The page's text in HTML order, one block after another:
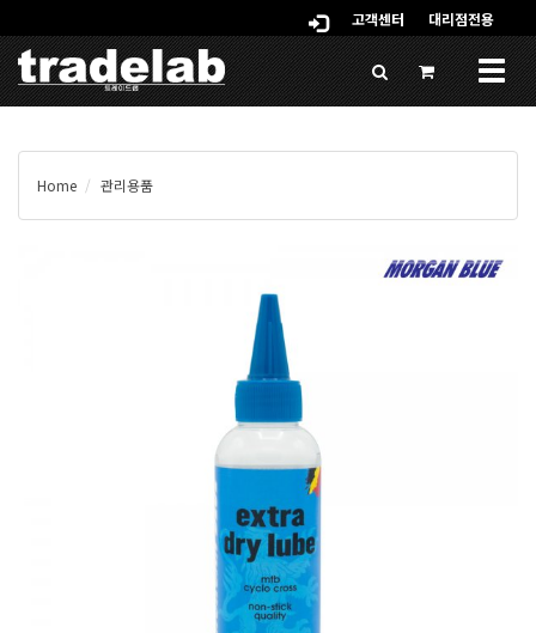
고객센터 대리점전용
Home 관리용품